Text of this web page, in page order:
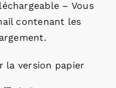
– Vous
contenant les
la version papier